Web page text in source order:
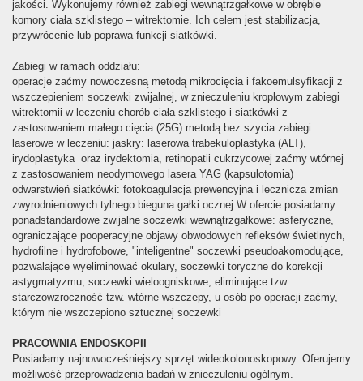
jakości. Wykonujemy również zabiegi wewnątrzgałkowe w obrębie
komory ciała szklistego – witrektomie. Ich celem jest stabilizacja,
przywrócenie lub poprawa funkcji siatkówki.
Zabiegi w ramach oddziału:
operacje zaćmy nowoczesną metodą mikrocięcia i fakoemulsyfikacji z
wszczepieniem soczewki zwijalnej, w znieczuleniu kroplowym zabiegi
witrektomii w leczeniu chorób ciała szklistego i siatkówki z
zastosowaniem małego cięcia (25G) metodą bez szycia zabiegi
laserowe w leczeniu: jaskry: laserowa trabekuloplastyka (ALT),
irydoplastyka oraz irydektomia, retinopatii cukrzycowej zaćmy wtórnej
z zastosowaniem neodymowego lasera YAG (kapsulotomia)
odwarstwień siatkówki: fotokoagulacja prewencyjna i lecznicza zmian
zwyrodnieniowych tylnego bieguna gałki ocznej W ofercie posiadamy
ponadstandardowe zwijalne soczewki wewnątrzgałkowe: asferyczne,
ograniczające pooperacyjne objawy obwodowych refleksów świetlnych,
hydrofilne i hydrofobowe, "inteligentne" soczewki pseudoakomodujące,
pozwalające wyeliminować okulary, soczewki toryczne do korekcji
astygmatyzmu, soczewki wieloogniskowe, eliminujące tzw.
starczowzroczność tzw. wtórne wszczepy, u osób po operacji zaćmy,
którym nie wszczepiono sztucznej soczewki
PRACOWNIA ENDOSKOPII
Posiadamy najnowocześniejszy sprzęt wideokolonoskopowy. Oferujemy
możliwość przeprowadzenia badań w znieczuleniu ogólnym.